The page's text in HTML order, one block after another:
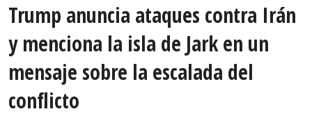
Trump anuncia ataques contra Irán
y menciona la isla de Jark en un
mensaje sobre la escalada del
conflicto